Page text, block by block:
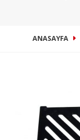
ANASAYFA